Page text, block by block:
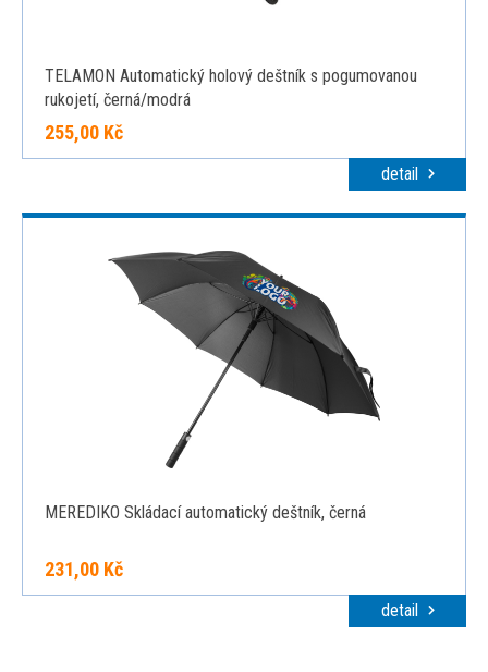
TELAMON Automatický holový deštník s pogumovanou
rukojetí, černá/modrá
255,00 Kč
detail
MEREDIKO Skládací automatický deštník, černá
231,00 Kč
detail